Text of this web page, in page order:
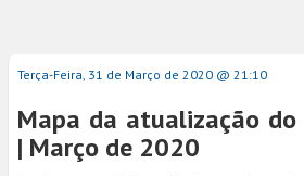
Terça-Feira, 31 de Março de 2020 @ 21:10
Mapa da atualização
| Março de 2020